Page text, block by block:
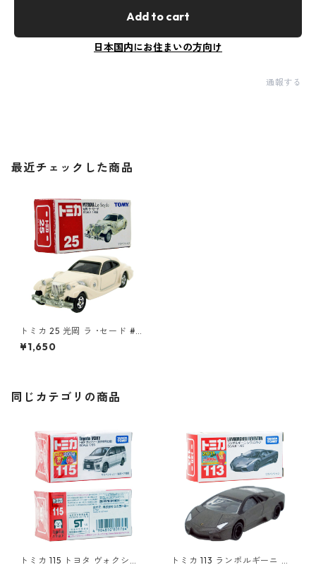
Add to cart
日本国内にお住まいの方向け
通報する
最近チェックした商品
トミカ 25 光岡 ラ ･セード #1
0550990
¥1,650
同じカテゴリの商品
トミカ 115 トヨタ ヴォクシー
トミカ 113 ランボルギーニ レ